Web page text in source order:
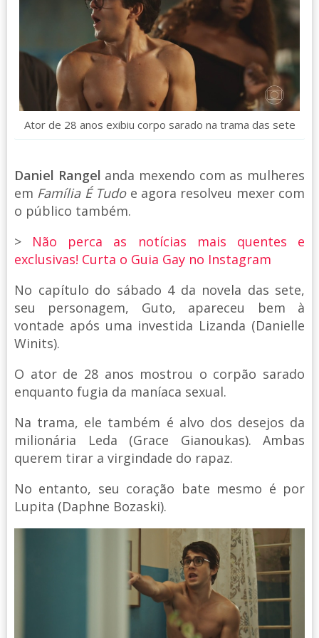
Ator de 28 anos exibiu corpo sarado na trama das sete
Daniel Rangel anda mexendo com as mulheres
em Família É Tudoe agora resolveu mexer com
o público também.
> Não perca as notícias mais quentes e
exclusivas! Curta o Guia Gay no Instagram
No capítulo do sábado 4 da novela das sete,
seu personagem, Guto, apareceu bem à
vontade após uma investida Lizanda (Danielle
Winits).
O ator de 28 anos mostrou o corpão sarado
enquanto fugia da maníaca sexual.
Na trama, ele também é alvo dos desejos da
milionária Leda (Grace Gianoukas). Ambas
querem tirar a virgindade do rapaz.
No entanto, seu coração bate mesmo é por
Lupita (Daphne Bozaski).